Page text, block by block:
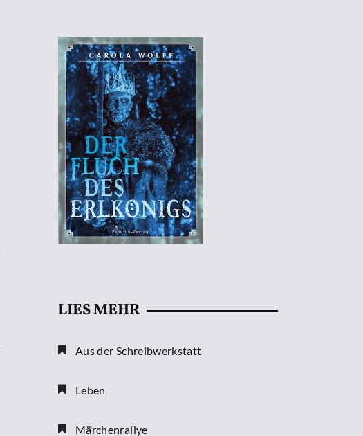
LIES MEHR
Aus der Schreibwerkstatt
Leben
Märchenrallye